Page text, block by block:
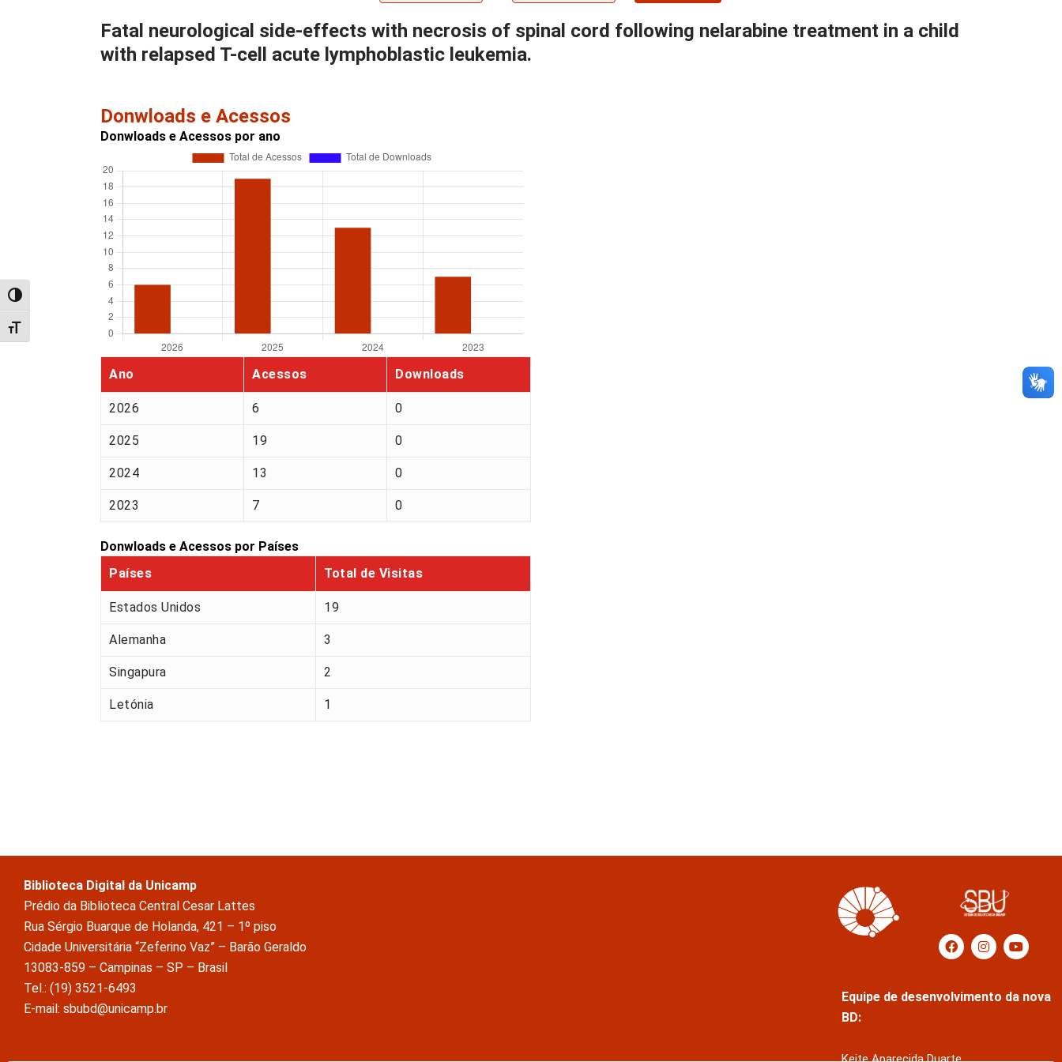
Alternar alto contraste
Alternar tamanho da fonte
Fatal neurological side-effects with necrosis of spinal cord following nelarabine treatment in a child
with relapsed T-cell acute lymphoblastic leukemia.
Donwloads e Acessos
Donwloads e Acessos por ano
Ano Acessos Downloads
2026 6 0
2025 19 0
2024 13 0
2023 7 0
Donwloads e Acessos por Países
Países
Total de Visitas
Estados Unidos 19
Alemanha 3
Singapura 2
Letónia 1
Biblioteca Digital da Unicamp
Prédio da Biblioteca Central Cesar Lattes
Rua Sérgio Buarque de Holanda, 421 – 1º piso
Cidade Universitária “Zeferino Vaz” – Barão Geraldo
13083-859 – Campinas – SP – Brasil
Tel.: (19) 3521-6493
E-mail: sbubd@unicamp.br
Equipe de desenvolvimento da nova
BD:
Keite Aparecida Duarte